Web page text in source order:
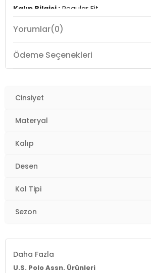
Kalıp Bilgisi : Regular Fit
Manken Ölçüsü :
Yorumlar(0)
Ödeme Seçenekleri
Cinsiyet
Materyal
Kalıp
Desen
Kol Tipi
Sezon
Daha Fazla
U.S. Polo Assn. Ürünleri